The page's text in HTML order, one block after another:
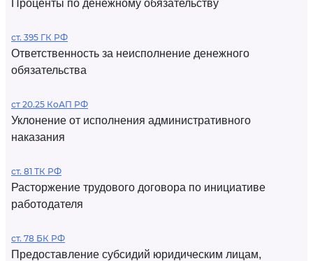
Проценты по денежному обязательству
ст. 395 ГК РФ
Ответственность за неисполнение денежного
обязательства
ст 20.25 КоАП РФ
Уклонение от исполнения административного
наказания
ст. 81 ТК РФ
Расторжение трудового договора по инициативе
работодателя
ст. 78 БК РФ
Предоставление субсидий юридическим лицам,